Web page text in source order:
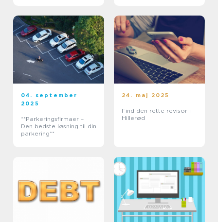
04. september
2025
**Parkeringsfirmaer –
Den bedste løsning til din
parkering**
24. maj 2025
Find den rette revisor i
Hillerød